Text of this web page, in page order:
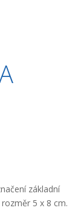
základní
5 x 8 cm.